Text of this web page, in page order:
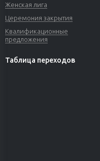
Женская лига
Церемония закрытия
Квалификационные
предложения
Таблица переходов